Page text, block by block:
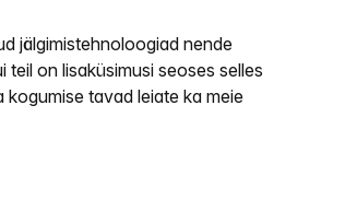
jälgimistehnoloogiad nende
on lisaküsimusi seoses selles
tavad leiate ka meie